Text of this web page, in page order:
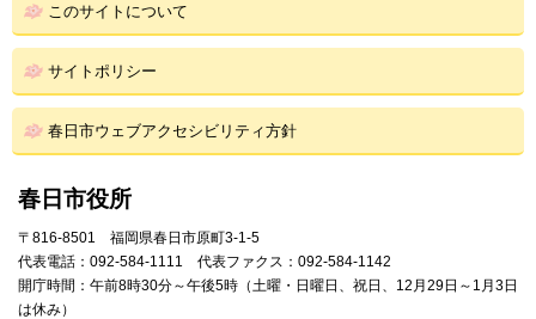
このサイトについて
サイトポリシー
春日市ウェブアクセシビリティ方針
春日市役所
〒816-8501 福岡県春日市原町3-1-5
代表電話：092-584-1111 代表ファクス：092-584-1142
開庁時間：午前8時30分～午後5時（土曜・日曜日、祝日、12月29日～1月3日
は休み）